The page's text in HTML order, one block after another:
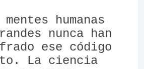
humanas
nunca han
ese código
La ciencia